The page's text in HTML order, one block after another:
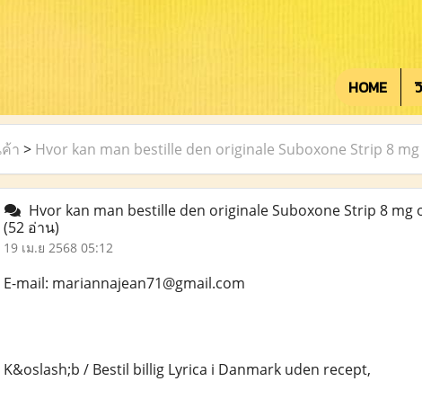
HOME
า > Hvor kan man bestille den originale Suboxone Strip 8
Hvor kan man bestille den originale Suboxone Strip 8
(52 อ่าน)
19 เม.ย 2568 05:12
E-mail: mariannajean71@gmail.com
K&oslash;b / Bestil billig Lyrica i Danmark uden recept,